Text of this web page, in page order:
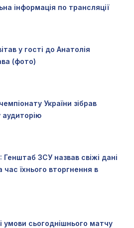
інформація по трансляції
у гості до Анатолія
(фото)
України зібрав
аудиторію
Генштаб ЗСУ назвав свіжі дані
час їхнього вторгнення в
умови сьогоднішнього матчу